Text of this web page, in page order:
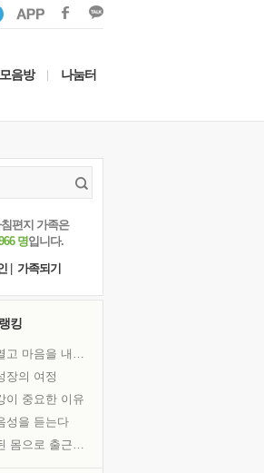
모음방 나눔터
편지 가족은
명입니다.
가족되기
킹
귀를 열고 마음을 내어주고
장의 여정
이 중요한 이유
성을 듣는다
흙이 된 몸으로 출근하는 여자